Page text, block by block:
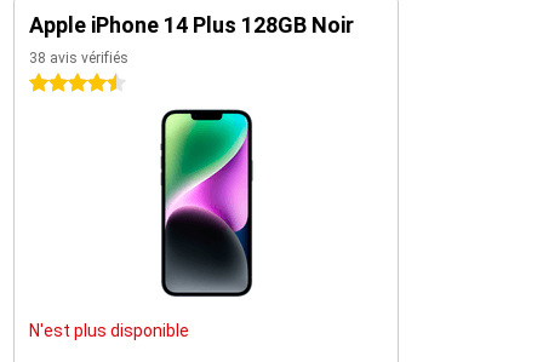
Apple iPhone 14 Plus 128GB Noir
38 avis vérifiés
4.5 étoiles
N'est plus disponible